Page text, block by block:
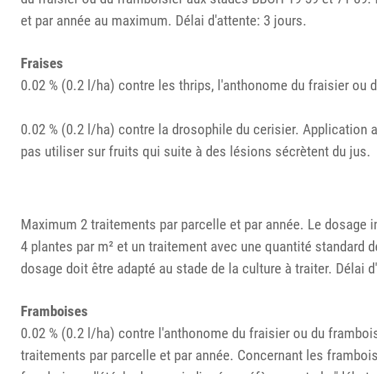
et par année au maximum. Délai d'attente: 3 jours.
Fraises
0.02 % (0.2 l/ha) contre les thrips, l'anthonome du fraisier ou
0.02 % (0.2 l/ha) contre la drosophile du cerisier. Application
pas utiliser sur fruits qui suite à des lésions sécrètent du jus.
Maximum 2 traitements par parcelle et par année. Le
4 plantes par m² et un traitement avec une quantité
dosage doit être adapté au stade de la culture à traiter.
Framboises
0.02 % (0.2 l/ha) contre l'anthonome du fraisier ou du
traitements par parcelle et par année. Concernant les